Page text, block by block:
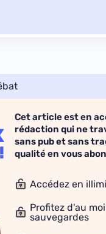
Cet article est en
rédaction qui ne
sans pub et sans
qualité en vous
Accédez en
Profitez d'au
sauvegardes